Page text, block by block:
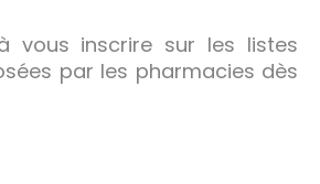
vous inscrire sur les listes
par les pharmacies dès